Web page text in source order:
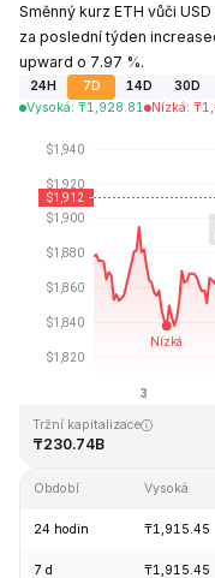
Směnný kurz ETH vůči
za poslední týden
upward o 7.97 %.
24H 7D 14D 30D
Vysoká: ₸1,928.81 Nízká: ₸
Naposledy aktualizováno:
Tržní kapitalizace
₸230.74B
Období Vysoká
24 hodin ₸1,915.45
7 d ₸1,915.45